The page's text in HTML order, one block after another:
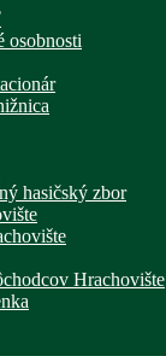
osobnosti
hasičský zbor
Hrachovište